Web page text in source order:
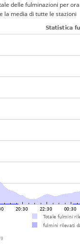
delle fulminazioni per
la media di tutte le stazioni